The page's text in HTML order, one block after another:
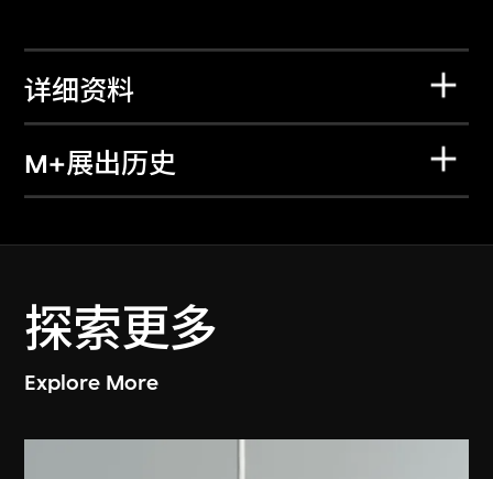
详细资料
M+展出历史
探索更多
Explore More